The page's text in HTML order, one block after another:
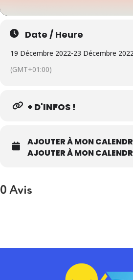
Date / Heure
19 Décembre 2022-23 Décembre
(GMT+01:00)
+ D'INFOS !
AJOUTER À MON
AJOUTER À MON
0 Avis